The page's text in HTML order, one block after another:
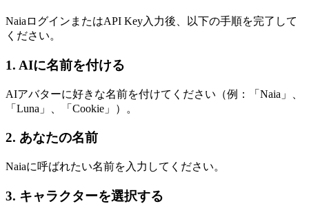
NaiaログインまたはAPI Key入力後、以下の手順を完了して
ください。
1. AIに名前を付ける
AIアバターに好きな名前を付けてください（例：「Naia」、
「Luna」、「Cookie」）。
2. あなたの名前
Naiaに呼ばれたい名前を入力してください。
3. キャラクターを選択する